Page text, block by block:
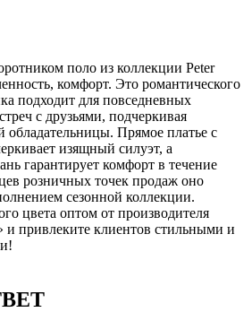
поло из коллекции Peter
комфорт. Это романтического
подходит для повседневных
с друзьями, подчеркивая
обладательницы. Прямое платье с
изящный силуэт, а
гарантирует комфорт в течение
розничных точек продаж оно
сезонной коллекции.
цвета оптом от производителя
и привлеките клиентов стильными и